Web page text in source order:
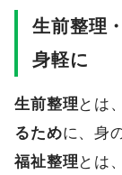
生前整理
身軽に
生前整理 とは
るために、身
福祉整理 とは